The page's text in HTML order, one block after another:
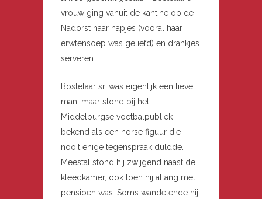
vrouw ging vanuit de kantine op de
Nadorst haar hapjes (vooral haar
erwtensoep was geliefd) en drankjes
serveren.
Bostelaar sr. was eigenlijk een lieve
man, maar stond bij het
Middelburgse voetbalpubliek
bekend als een norse figuur die
nooit enige tegenspraak duldde.
Meestal stond hij zwijgend naast de
kleedkamer, ook toen hij allang met
pensioen was. Soms wandelende hij